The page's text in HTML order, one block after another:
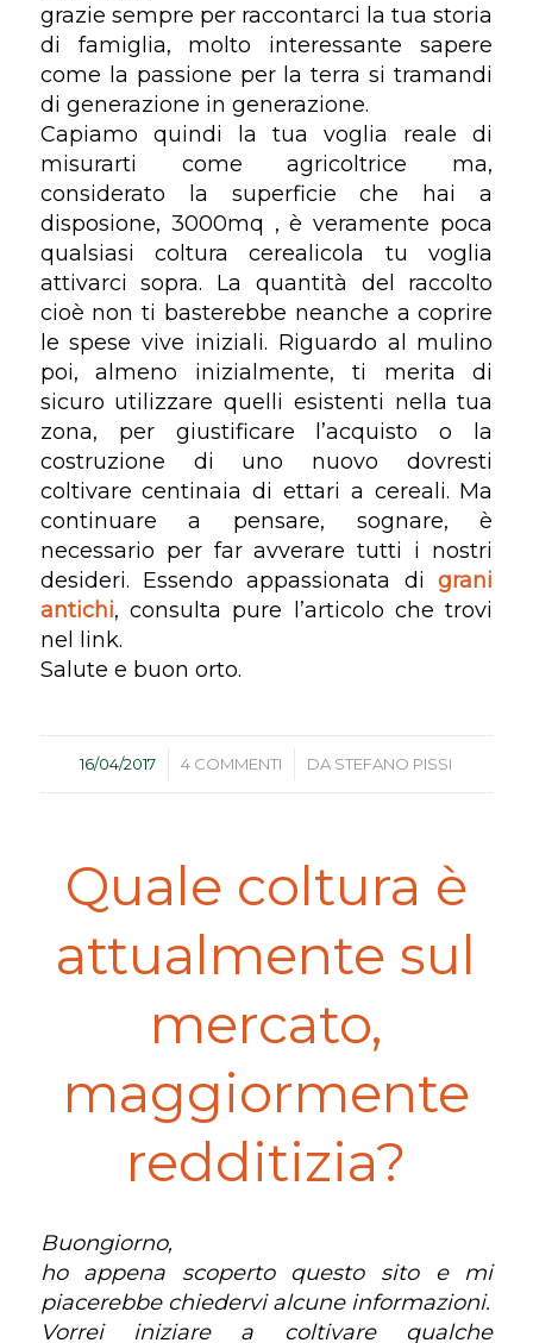
grazie sempre per raccontarci la tua storia
di famiglia, molto interessante sapere
come la passione per la terra si tramandi
di generazione in generazione.
Capiamo quindi la tua voglia reale di
misurarti come agricoltrice ma,
considerato la superficie che hai a
disposione, 3000mq , è veramente poca
qualsiasi coltura cerealicola tu voglia
attivarci sopra. La quantità del raccolto
cioè non ti basterebbe neanche a coprire
le spese vive iniziali. Riguardo al mulino
poi, almeno inizialmente, ti merita di
sicuro utilizzare quelli esistenti nella tua
zona, per giustificare l’acquisto o la
costruzione di uno nuovo dovresti
coltivare centinaia di ettari a cereali. Ma
continuare a pensare, sognare, è
necessario per far avverare tutti i nostri
desideri. Essendo appassionata digrani
antichi, consulta pure l’articolo che trovi
nel link.
Salute e buon orto.
16/04/2017
/ 4 COMMENTI
/ DA STEFANO PISSI
Quale coltura è
attualmente sul
mercato,
maggiormente
redditizia?
Buongiorno,
ho appena scoperto questo sito e mi
piacerebbe chiedervi alcune informazioni.
Vorrei iniziare a coltivare qualche